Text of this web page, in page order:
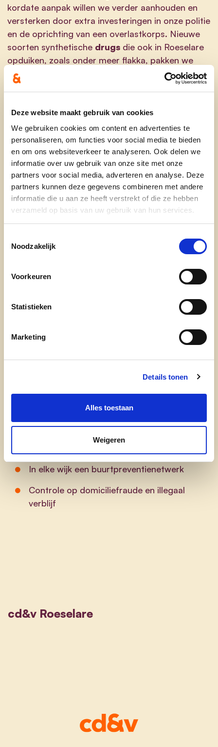
Deze website maakt gebruik van cookies
We gebruiken cookies om content en advertenties te
personaliseren, om functies voor social media te bieden
en om ons websiteverkeer te analyseren. Ook delen we
informatie over uw gebruik van onze site met onze
partners voor social media, adverteren en analyse. Deze
partners kunnen deze gegevens combineren met andere
informatie die u aan ze heeft verstrekt of die ze hebben
verzameld op basis van uw gebruik van hun services.
Noodzakelijk
Voorkeuren
Statistieken
Marketing
Details tonen
Alles toestaan
Weigeren
kordate aanpak willen we verder aanhouden en
versterken door extra investeringen in onze politie
en de oprichting van een overlastkorps. Nieuwe
soorten synthetische drugs die ook in Roeselare
opduiken, zoals onder meer flakka, pakken we
verder hard aan met ons rechercheteam en een
lik-op-stukbeleid
vanuit het parket en het gerecht.
We optimaliseren daarnaast de werking van onze
brandweerpost.
Realisaties
Verdubbeling aantal camera’s (85 in 2018,
165 in 2024)
Politie, private beveiliging en
straathoekwerkers op overlastplaatsen
Aanpak drugsdealers met snelle
Veiligheidspunt in het stationsgebouw
Prioriteiten
Roeselaarse drugscommissaris
Uitbreiding van de politiepost op het
In elke wijk een buurtpreventienetwerk
Controle op domiciliefraude en illegaal
verblijf
cd&v Roeselare